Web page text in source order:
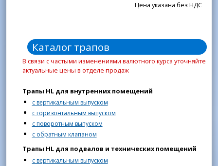
Цена указана без НДС
Каталог трапов
В связи с частыми изменениями валютного курса уточняйте
актуальные цены в отделе продаж
Трапы HL для внутренних помещений
с вертикальным выпуском
с горизонтальным выпуском
с поворотным выпуском
с обратным клапаном
Трапы HL для подвалов и технических помещений
с вертикальным выпуском